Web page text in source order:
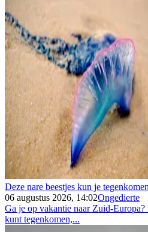
Deze nare beestjes kun je
06 augustus 2026, 14:02Ongedierte
Ga je op vakantie naar Zuid-
kunt tegenkomen,...